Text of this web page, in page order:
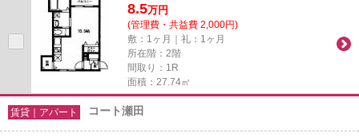
8.5万円
(管理費・共益費 2,000円)
敷：1ヶ月｜礼：1ヶ月
所在階：2階
間取り：1R
面積：27.74㎡
賃貸｜アパート コート瀬田